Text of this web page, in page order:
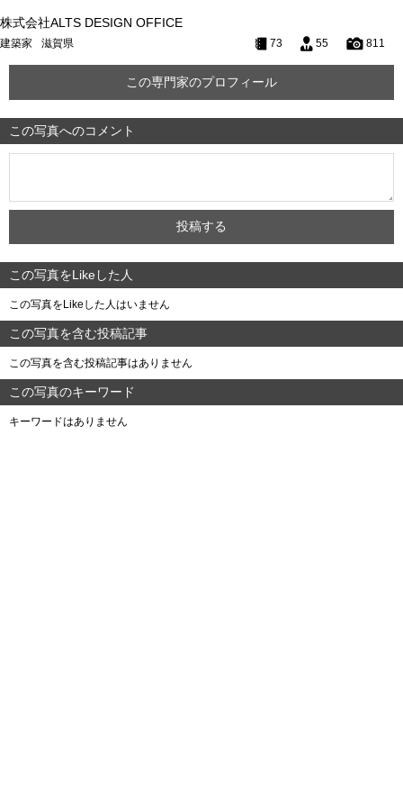
株式会社ALTS DESIGN OFFICE
建築家 滋賀県 73 55 811
この専門家のプロフィール
この写真へのコメント
この写真をLikeした人
この写真をLikeした人はいません
この写真を含む投稿記事
この写真を含む投稿記事はありません
この写真のキーワード
キーワードはありません